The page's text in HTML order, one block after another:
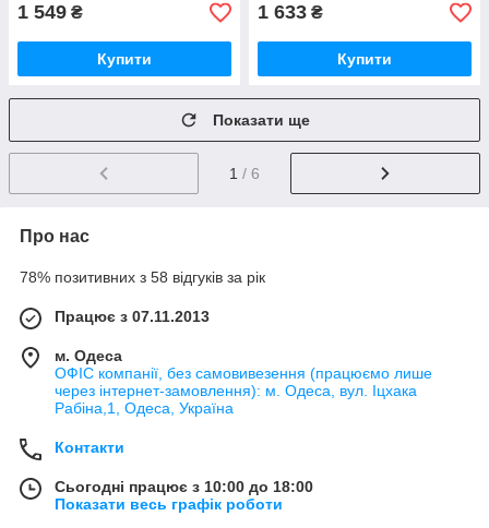
1 549 ₴
Купити
1 633 ₴
Купити
Показати ще
1 / 6
Про нас
78% позитивних з 58 відгуків за рік
Працює з 07.11.2013
м. Одеса
ОФІС компанії, без самовивезення (працюємо лише
через інтернет-замовлення): м. Одеса, вул. Іцхака
Рабіна,1, Одеса, Україна
Контакти
Сьогодні працює з 10:00 до 18:00
Показати весь графік роботи